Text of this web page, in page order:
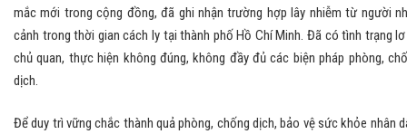
mắc mới trong cộng đồng, đã ghi nhận trường hợp lây nhiễm từ người
cảnh trong thời gian cách ly tại thành phố Hồ Chí Minh. Đã có tình trạng
chủ quan, thực hiện không đúng, không đầy đủ các biện pháp phòng,
dịch.
Để duy trì vững chắc thành quả phòng, chống dịch, bảo vệ sức khỏe nhân